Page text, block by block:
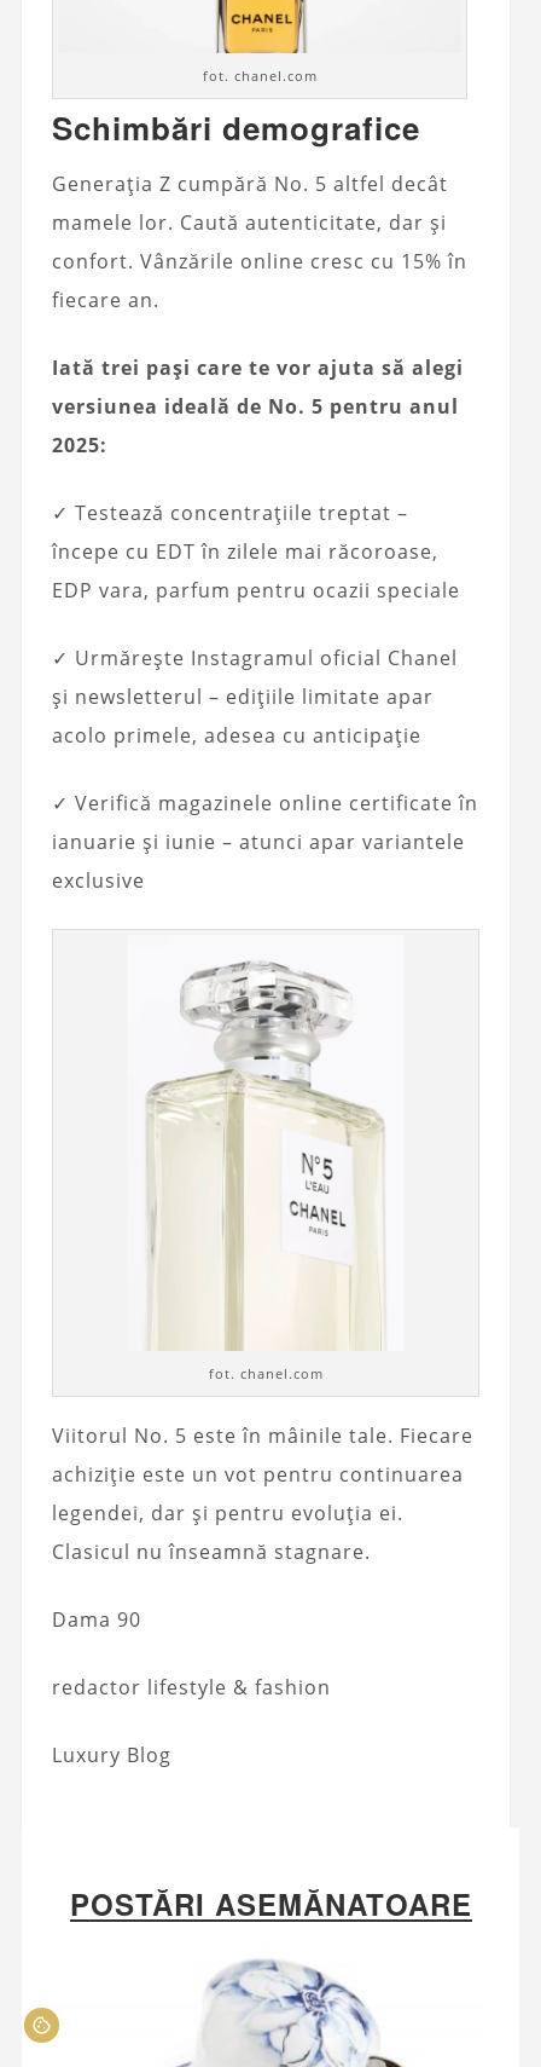
fot. chanel.com
Schimbări demografice
Generația Z cumpără No. 5 altfel decât
mamele lor. Caută autenticitate, dar și
confort. Vânzările online cresc cu 15% în
fiecare an.
Iată trei pași care te vor ajuta să alegi
versiunea ideală de No. 5 pentru anul
2025:
✓ Testează concentrațiile treptat –
începe cu EDT în zilele mai răcoroase,
EDP vara, parfum pentru ocazii speciale
✓ Urmărește Instagramul oficial Chanel
și newsletterul – edițiile limitate apar
acolo primele, adesea cu anticipație
✓ Verifică magazinele online certificate în
ianuarie și iunie – atunci apar variantele
exclusive
fot. chanel.com
Viitorul No. 5 este în mâinile tale. Fiecare
achiziție este un vot pentru continuarea
legendei, dar și pentru evoluția ei.
Clasicul nu înseamnă stagnare.
Dama 90
redactor lifestyle & fashion
Luxury Blog
POSTĂRI ASEMĂNATOARE